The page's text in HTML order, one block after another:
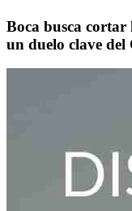
Boca busca cortar
un duelo clave del